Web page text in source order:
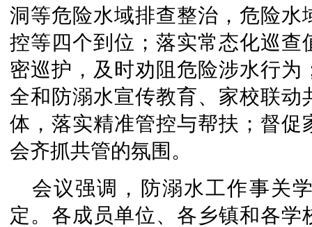
洞等危险水域排查整治，危险
控等四个到位；落实常态化巡
密巡护，及时劝阻危险涉水行
全和防溺水宣传教育、家校联
体，落实精准管控与帮扶；督
会齐抓共管的氛围。
会议强调，防溺水工作事关
定。各成员单位、各乡镇和各